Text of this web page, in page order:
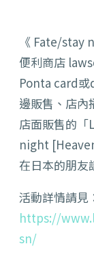
《 Fate/
便利商店
Ponta card
邊販售、店內
店面販售的
night
在日本的朋友
活動詳情請見
https://
sn/